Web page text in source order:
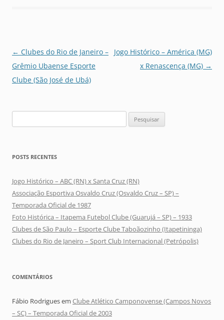
Navegação
de
posts
← Clubes do Rio de Janeiro –
Grêmio Ubaense Esporte
Clube (São José de Ubá)
Jogo Histórico – América (MG)
x Renascença (MG) →
por:
POSTS RECENTES
Jogo Histórico – ABC (RN) x Santa Cruz (RN)
Associação Esportiva Osvaldo Cruz (Osvaldo Cruz – SP) –
Temporada Oficial de 1987
Foto Histórica – Itapema Futebol Clube (Guarujá – SP) – 1933
Clubes de São Paulo – Esporte Clube Taboãozinho (Itapetininga)
Clubes do Rio de Janeiro – Sport Club Internacional (Petrópolis)
COMENTÁRIOS
Fábio Rodriguesem Clube Atlético Camponovense (Campos Novos
– SC) – Temporada Oficial de 2003